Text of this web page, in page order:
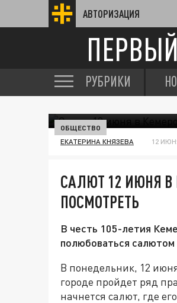
АВТОРИЗАЦИЯ
РУБРИКИ
ОБЩЕСТВО
ЕКАТЕРИНА КНЯЗЕВА 12
САЛЮТ 12 ИЮНЯ В
ПОСМОТРЕТЬ
В честь 105-летия
полюбоваться
В понедельник, 12
городе пройдет ряд
начнется салют, где